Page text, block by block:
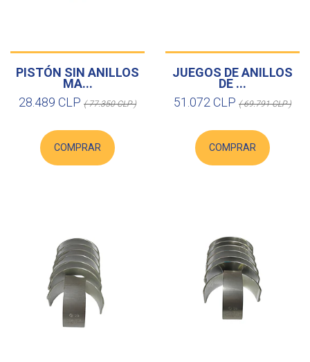
PISTÓN SIN ANILLOS
MA...
28.489 CLP ( 77.350 CLP )
COMPRAR
JUEGOS DE ANILLOS
DE ...
51.072 CLP ( 69.791 CLP )
COMPRAR